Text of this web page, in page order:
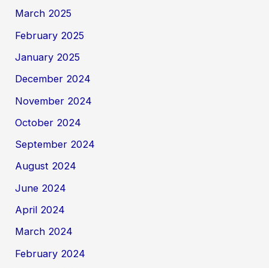
March 2025
February 2025
January 2025
December 2024
November 2024
October 2024
September 2024
August 2024
June 2024
April 2024
March 2024
February 2024